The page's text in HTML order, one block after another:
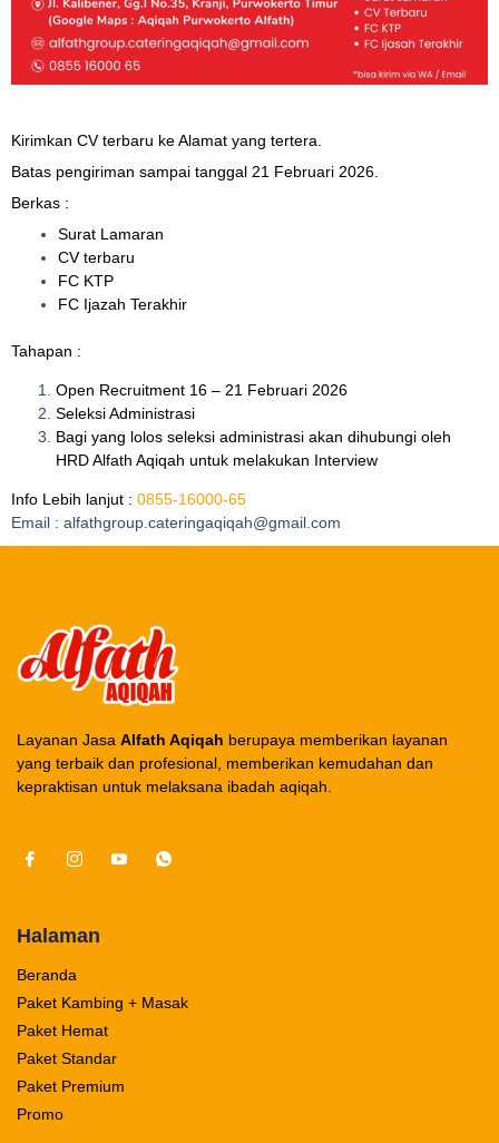
Kirimkan CV terbaru ke Alamat yang tertera.
Batas pengiriman sampai tanggal 21 Februari 2026.
Berkas :
Surat Lamaran
CV terbaru
FC KTP
FC Ijazah Terakhir
Tahapan :
Open Recruitment 16 – 21 Februari 2026
Seleksi Administrasi
Bagi yang lolos seleksi administrasi akan dihubungi oleh
HRD Alfath Aqiqah untuk melakukan Interview
Info Lebih lanjut : 0855-16000-65
Email : alfathgroup.cateringaqiqah@gmail.com
Layanan Jasa Alfath Aqiqah berupaya memberikan layanan
yang terbaik dan profesional, memberikan kemudahan dan
kepraktisan untuk melaksana ibadah aqiqah.
Halaman
Beranda
Paket Kambing + Masak
Paket Hemat
Paket Standar
Paket Premium
Promo